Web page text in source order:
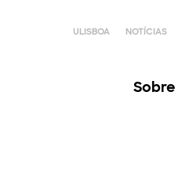
ULISBOA NOTÍCIAS
Sobre